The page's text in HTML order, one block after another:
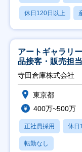
休日120日以上
アートギャラリ
品接客・販売担
寺田倉庫株式会社
東京都
400万~500万
正社員採用 休日
転勤なし